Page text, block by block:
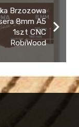
Brzozowa
8mm A5
1szt CNC
RobiWood